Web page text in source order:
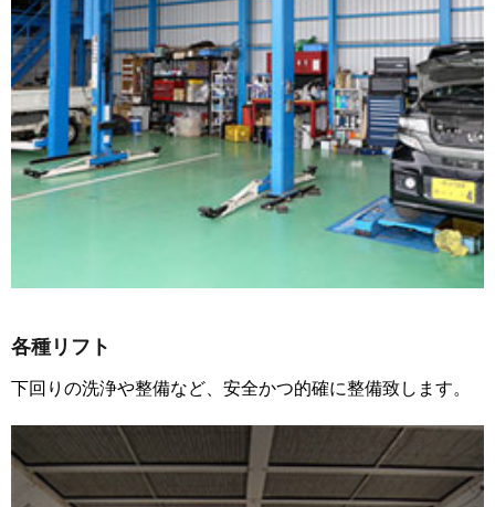
各種リフト
下回りの洗浄や整備など、安全かつ的確に整備致します。